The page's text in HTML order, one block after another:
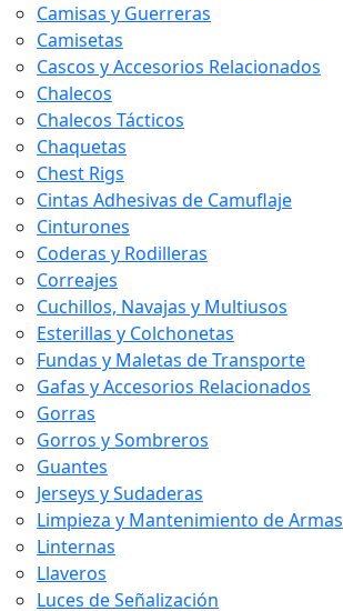
Camisas y Guerreras
Camisetas
Cascos y Accesorios Relacionados
Chalecos
Chalecos Tácticos
Chaquetas
Chest Rigs
Cintas Adhesivas de Camuflaje
Cinturones
Coderas y Rodilleras
Correajes
Cuchillos, Navajas y Multiusos
Esterillas y Colchonetas
Fundas y Maletas de Transporte
Gafas y Accesorios Relacionados
Gorras
Gorros y Sombreros
Guantes
Jerseys y Sudaderas
Limpieza y Mantenimiento de Armas
Linternas
Llaveros
Luces de Señalización